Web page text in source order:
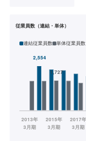
従業員数（連結・単体）
連結従業員数 単体従業員数